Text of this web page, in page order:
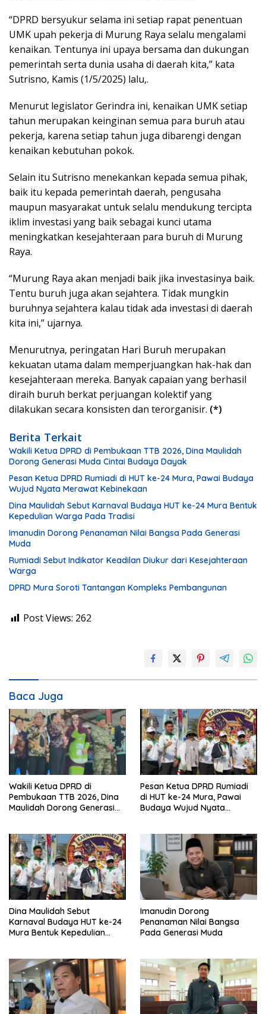
“DPRD bersyukur selama ini setiap rapat penentuan
UMK upah pekerja di Murung Raya selalu mengalami
kenaikan. Tentunya ini upaya bersama dan dukungan
pemerintah serta dunia usaha di daerah kita,” kata
Sutrisno, Kamis (1/5/2025) lalu,.
Menurut legislator Gerindra ini, kenaikan UMK setiap
tahun merupakan keinginan semua para buruh atau
pekerja, karena setiap tahun juga dibarengi dengan
kenaikan kebutuhan pokok.
Selain itu Sutrisno menekankan kepada semua pihak,
baik itu kepada pemerintah daerah, pengusaha
maupun masyarakat untuk selalu mendukung tercipta
iklim investasi yang baik sebagai kunci utama
meningkatkan kesejahteraan para buruh di Murung
Raya.
“Murung Raya akan menjadi baik jika investasinya baik.
Tentu buruh juga akan sejahtera. Tidak mungkin
buruhnya sejahtera kalau tidak ada investasi di daerah
kita ini,” ujarnya.
Menurutnya, peringatan Hari Buruh merupakan
kekuatan utama dalam memperjuangkan hak-hak dan
kesejahteraan mereka. Banyak capaian yang berhasil
diraih buruh berkat perjuangan kolektif yang
dilakukan secara konsisten dan terorganisir. (*)
Berita Terkait
Wakili Ketua DPRD di Pembukaan TTB 2026, Dina Maulidah
Dorong Generasi Muda Cintai Budaya Dayak
Pesan Ketua DPRD Rumiadi di HUT ke-24 Mura, Pawai Budaya
Wujud Nyata Merawat Kebinekaan
Dina Maulidah Sebut Karnaval Budaya HUT ke-24 Mura Bentuk
Kepedulian Warga Pada Tradisi
Imanudin Dorong Penanaman Nilai Bangsa Pada Generasi
Muda
Rumiadi Sebut Indikator Keadilan Diukur dari Kesejahteraan
Warga
DPRD Mura Soroti Tantangan Kompleks Pembangunan
Post Views: 262
Baca Juga
Wakili Ketua DPRD di
Pembukaan TTB 2026, Dina
Maulidah Dorong Generasi
Pesan Ketua DPRD Rumiadi
di HUT ke-24 Mura, Pawai
Budaya Wujud Nyata
Dina Maulidah Sebut
Karnaval Budaya HUT ke-24
Mura Bentuk Kepedulian
Imanudin Dorong
Penanaman Nilai Bangsa
Pada Generasi Muda